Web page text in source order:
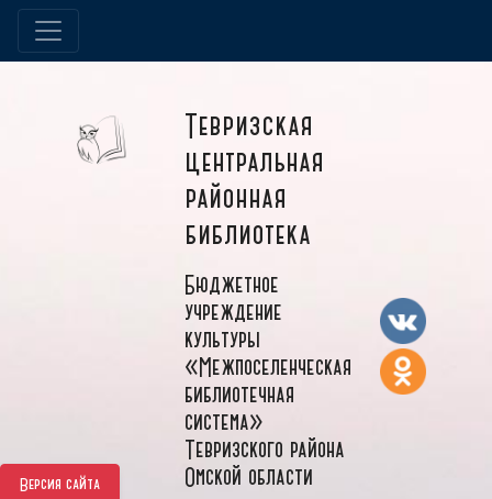
Версия сайта
Тевризская
центральная
районная
библиотека
Бюджетное
учреждение
культуры
«Межпоселенческая
библиотечная
система»
Тевризского района
Омской области